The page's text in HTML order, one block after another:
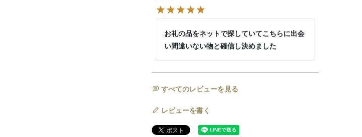
お礼の品をネットで探していてこちらに出会
い間違いない物と確信し決めました
すべてのレビューを見る
レビューを書く